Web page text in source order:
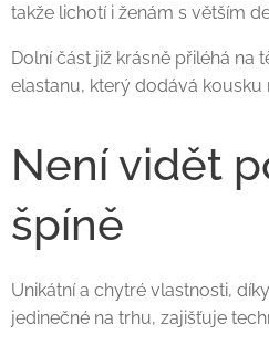
takže lichotí i ženám s větším
Dolní část již krásně přiléhá na
elastanu, který dodává kousku
Není vidět
špíně
Unikátní a chytré vlastnosti,
jedinečné na trhu, zajišťuje